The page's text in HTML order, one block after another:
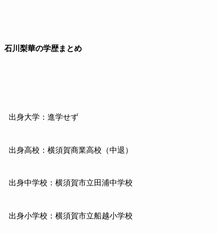
石川梨華の学歴まとめ
出身大学：進学せず
出身高校：横須賀商業高校（中退）
出身中学校：横須賀市立田浦中学校
出身小学校：横須賀市立船越小学校